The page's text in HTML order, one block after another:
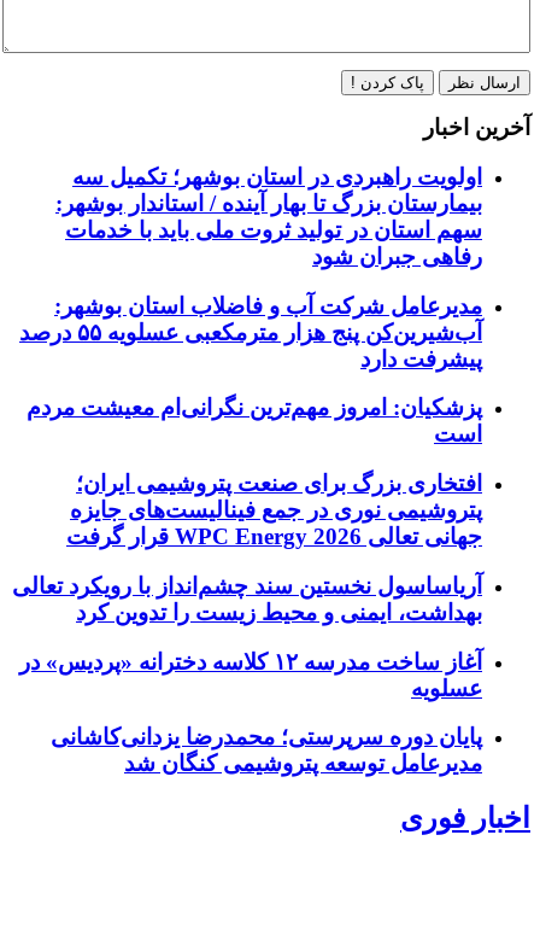
ارسال نظر پاک کردن !
آخرین اخبار
اولویت راهبردی در استان بوشهر؛ تکمیل سه
بیمارستان بزرگ تا بهار آینده / استاندار بوشهر:
سهم استان در تولید ثروت ملی باید با خدمات
رفاهی جبران شود
مدیرعامل شرکت آب و فاضلاب استان بوشهر:
آب‌شیرین‌کن پنج هزار مترمکعبی عسلویه ۵۵ درصد
پیشرفت دارد
پزشکیان: امروز مهم‌ترین نگرانی‌ام معیشت مردم
است
افتخاری بزرگ برای صنعت پتروشیمی ایران؛
پتروشیمی نوری در جمع فینالیست‌های جایزه
جهانی تعالی WPC Energy 2026 قرار گرفت
آریاساسول نخستین سند چشم‌انداز با رویکرد تعالی
بهداشت، ایمنی و محیط زیست را تدوین کرد
آغاز ساخت مدرسه ۱۲ کلاسه دخترانه «پردیس» در
عسلویه
پایان دوره سرپرستی؛ محمدرضا یزدانی‌کاشانی
مدیرعامل توسعه پتروشیمی کنگان شد
اخبار فوری